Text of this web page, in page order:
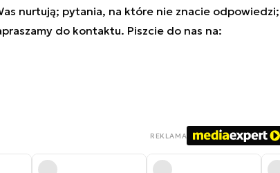
nurtują; pytania, na które nie znacie odpowiedzi;
do kontaktu. Piszcie do nas na:
REKLAMA